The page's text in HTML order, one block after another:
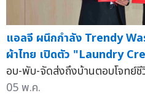
แอลจี ผนึกกำลัง Trendy
ผ้าไทย เปิดตัว "Laundry
อบ-พับ-จัดส่งถึงบ้านตอบโจทย์
05 พ.ค.